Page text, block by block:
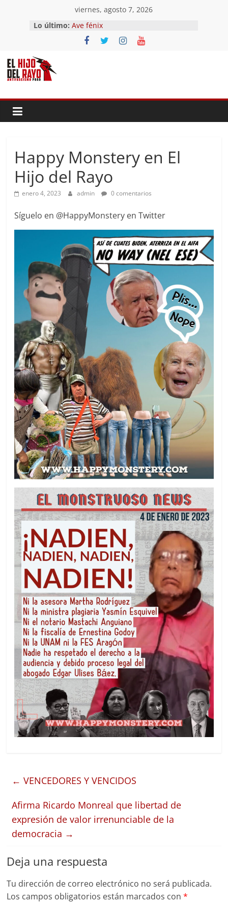
contenido
viernes, agosto 7, 2026
Lo último:
El segundo (Del II Tomo del
Pandemonium)
Ave fénix
¿Dios no existe?
Happy Monstery en El
Hijo del Rayo
enero 4, 2023 admin 0 comentarios
Síguelo en @HappyMonstery en Twitter
← VENCEDORES Y VENCIDOS
Afirma Ricardo Monreal que libertad de
expresión de valor irrenunciable de la
democracia →
Deja una respuesta
Tu dirección de correo electrónico no será publicada.
Los campos obligatorios están marcados con*